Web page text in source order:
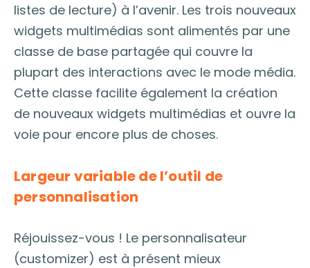
listes de lecture) à l’avenir. Les trois nouveaux
widgets multimédias sont alimentés par une
classe de base partagée qui couvre la
plupart des interactions avec le mode média.
Cette classe facilite également la création
de nouveaux widgets multimédias et ouvre la
voie pour encore plus de choses.
Largeur variable de l’outil de
personnalisation
Réjouissez-vous ! Le personnalisateur
(customizer) est à présent mieux